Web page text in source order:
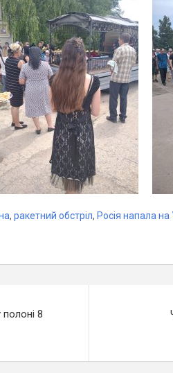
, ракетний обстріл, Росія напала на
8